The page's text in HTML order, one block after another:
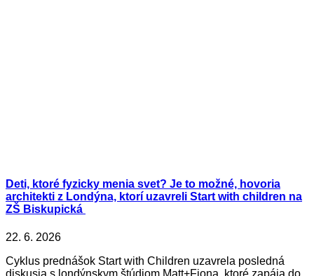
Deti, ktoré fyzicky menia svet? Je to možné, hovoria
architekti z Londýna, ktorí uzavreli Start with children na
ZŠ Biskupická
22. 6. 2026
Cyklus prednášok Start with Children uzavrela posledná
diskusia s londýnskym štúdiom Matt+Fiona, ktoré zapája do